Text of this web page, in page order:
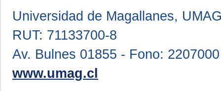
Universidad de Magallanes,
RUT: 71133700-8
Av. Bulnes 01855 - Fono: 2207000
www.umag.cl